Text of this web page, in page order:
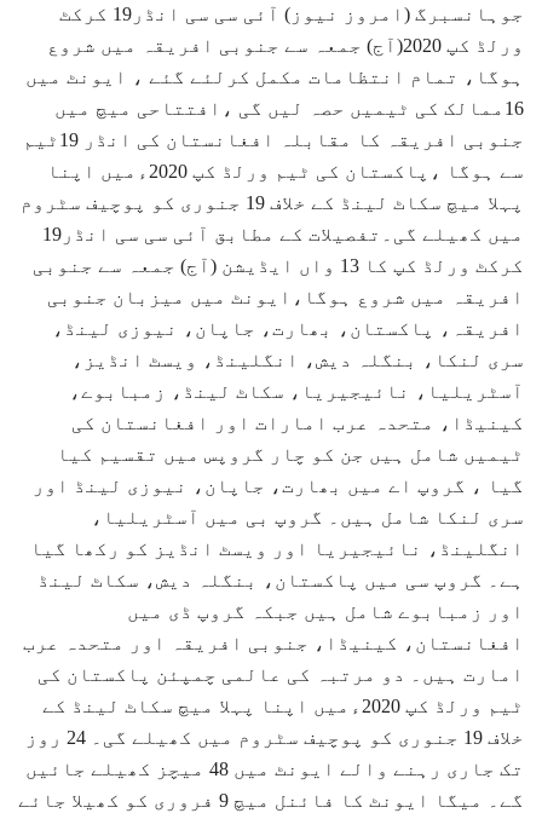
جوہانسبرگ (امروز نیوز) آئی سی سی انڈر19 کرکٹ
ورلڈ کپ 2020(آج) جمعہ سے جنوبی افریقہ میں شروع
ہوگا، تمام انتظامات مکمل کرلئے گئے ، ایونٹ میں
16ممالک کی ٹیمیں حصہ لیں گی ،افتتاحی میچ میں
جنوبی افریقہ کا مقابلہ افغانستان کی انڈر 19ٹیم
سے ہوگا ،پاکستان کی ٹیم ورلڈ کپ 2020ءمیں اپنا
پہلا میچ سکاٹ لینڈ کے خلاف 19 جنوری کو پوچیف سٹروم
میں کھیلے گی۔تفصیلات کے مطابق آئی سی سی انڈر19
کرکٹ ورلڈ کپ کا 13 واں ایڈیشن (آج) جمعہ سے جنوبی
افریقہ میں شروع ہوگا،ایونٹ میں میزبان جنوبی
افریقہ، پاکستان، بھارت، جاپان، نیوزی لینڈ،
سری لنکا، بنگلہ دیش، انگلینڈ، ویسٹ انڈیز،
آسٹریلیا، نائیجیریا، سکاٹ لینڈ، زمبابوے،
کینیڈا، متحدہ عرب امارات اور افغانستان کی
ٹیمیں شامل ہیں جن کو چار گروپس میں تقسیم کیا
گیا ، گروپ اے میں بھارت، جاپان، نیوزی لینڈ اور
سری لنکا شامل ہیں۔ گروپ بی میں آسٹریلیا،
انگلینڈ، نائیجیریا اور ویسٹ انڈیز کو رکھا گیا
ہے۔ گروپ سی میں پاکستان، بنگلہ دیش، سکاٹ لینڈ
اور زمبابوے شامل ہیں جبکہ گروپ ڈی میں
افغانستان، کینیڈا، جنوبی افریقہ اور متحدہ عرب
امارت ہیں۔ دو مرتبہ کی عالمی چمپئن پاکستان کی
ٹیم ورلڈ کپ 2020ءمیں اپنا پہلا میچ سکاٹ لینڈ کے
خلاف 19 جنوری کو پوچیف سٹروم میں کھیلے گی۔ 24 روز
تک جاری رہنے والے ایونٹ میں 48 میچز کھیلے جائیں
گے۔ میگا ایونٹ کا فائنل میچ 9 فروری کو کھیلا جائے